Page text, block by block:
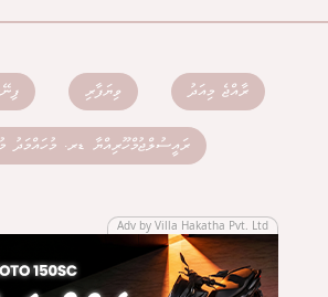
ރާއްޖެ މިއަދު ވިޔަފާރި
ރައީސުލްޖުމްހޫރިއްޔާ ޑރ. މުހައްމަދު
Adv by Villa Hakatha Pvt. Ltd